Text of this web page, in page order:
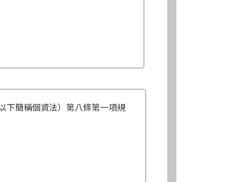
下簡稱個資法）第八條第一項規